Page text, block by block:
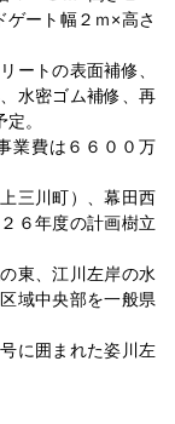
ゲート幅２ｍ×高さ
ートの表面補修、
水密ゴム補修、再
。
業費は６６００万
三川町）、幕田西
６年度の計画樹立
東、江川左岸の水
域中央部を一般県
に囲まれた姿川左